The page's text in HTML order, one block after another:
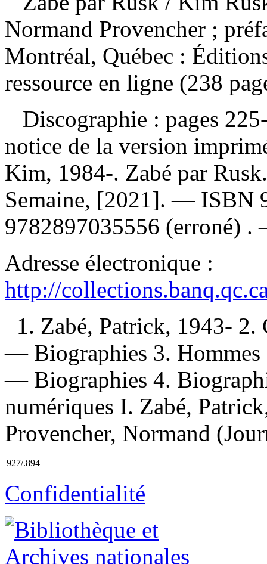
Normand Provencher ;
Montréal, Québec :
ressource en ligne (238
Discographie : pages
notice de la version
Kim, 1984-. Zabé par
Semaine, [2021]. — ISBN
9782897035556 (erroné)
Adresse électronique :
http://
1. Zabé, Patrick, 1943-
— Biographies 3.
— Biographies 4.
numériques I. Zabé,
Provencher, Normand
927/.894
Confidentialité